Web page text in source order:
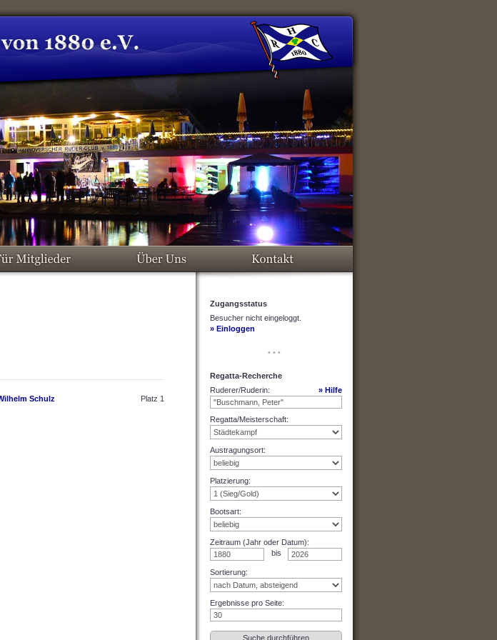
Schulz
Platz 1
Zugangsstatus
Besucher nicht eingeloggt.
» Einloggen
• • •
Regatta-Recherche
» Hilfe
Ruderer/Ruderin:
Regatta/Meisterschaft:
Austragungsort:
Platzierung:
Bootsart:
Zeitraum (Jahr oder Datum):
bis
Sortierung:
Ergebnisse pro Seite: